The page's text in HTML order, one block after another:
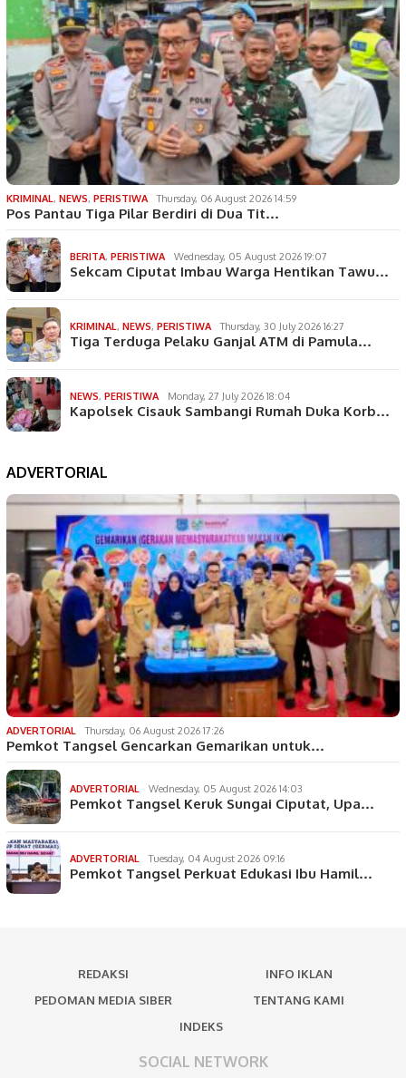
KRIMINAL, NEWS, PERISTIWA Thursday, 06 August 2026 14:59
Pos Pantau Tiga Pilar Berdiri di Dua Tit…
BERITA, PERISTIWA Wednesday, 05 August 2026 19:07
Sekcam Ciputat Imbau Warga Hentikan Tawu…
KRIMINAL, NEWS, PERISTIWA Thursday, 30 July 2026 16:27
Tiga Terduga Pelaku Ganjal ATM di Pamula…
NEWS, PERISTIWA Monday, 27 July 2026 18:04
Kapolsek Cisauk Sambangi Rumah Duka Korb…
ADVERTORIAL
ADVERTORIAL Thursday, 06 August 2026 17:26
Pemkot Tangsel Gencarkan Gemarikan untuk…
ADVERTORIAL Wednesday, 05 August 2026 14:03
Pemkot Tangsel Keruk Sungai Ciputat, Upa…
ADVERTORIAL Tuesday, 04 August 2026 09:16
Pemkot Tangsel Perkuat Edukasi Ibu Hamil…
REDAKSI
INFO IKLAN
PEDOMAN MEDIA SIBER
TENTANG KAMI
INDEKS
SOCIAL NETWORK